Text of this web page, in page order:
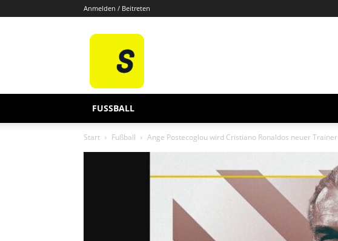
Anmelden / Beitreten
Sporten
FUSSBALL
Start Fußball Ange Postecoglou wird Cristiano Ronaldos neuer Trainer